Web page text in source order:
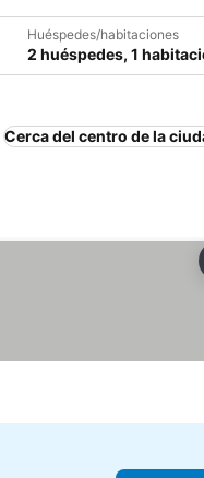
Huéspedes/habitaciones
2 huéspedes, 1
Cerca del centro de la